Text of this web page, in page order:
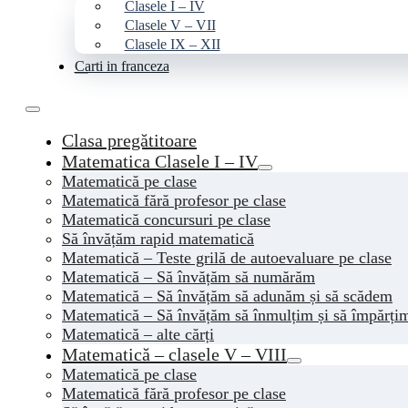
Clasele I – IV
Clasele V – VII
Clasele IX – XII
Carti in franceza
Clasa pregătitoare
Matematica Clasele I – IV
Matematică pe clase
Matematică fără profesor pe clase
Matematică concursuri pe clase
Să învățăm rapid matematică
Matematică – Teste grilă de autoevaluare pe clase
Matematică – Să învățăm să numărăm
Matematică – Să învățăm să adunăm și să scădem
Matematică – Să învățăm să înmulțim și să
Matematică – alte cărți
Matematică – clasele V – VIII
Matematică pe clase
Matematică fără profesor pe clase